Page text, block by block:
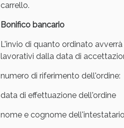
carrello.
Bonifico bancario
L'invio di quanto ordinato
lavorativi dalla data di
numero di riferimento dell'ordine:
data di effettuazione dell'ordine
nome e cognome